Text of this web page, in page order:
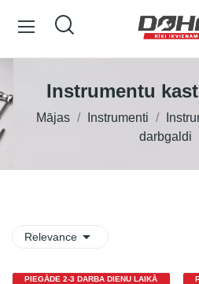
Instrumentu
Mājas Instrumenti
darbgaldi
Relevance 
PIEGĀDE 2-3 DARBA DIENU LAIKĀ